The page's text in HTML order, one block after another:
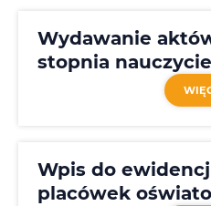
Wydawanie
stopnia
Wpis do
placówek